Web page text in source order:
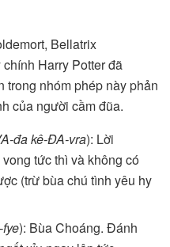
Bellatrix
Harry Potter đã
nhóm phép này phản
của người cầm đũa.
đa kê-ĐA-vra): Lời
tức thì và không có
(trừ bùa chú tình yêu hy
): Bùa Choáng. Đánh